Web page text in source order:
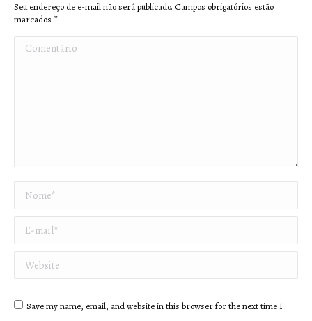
Seu endereço de e-mail não será publicado. Campos obrigatórios estão
marcados *
Comentário
Nome *
E-mail *
Website
Save my name, email, and website in this browser for the next time I